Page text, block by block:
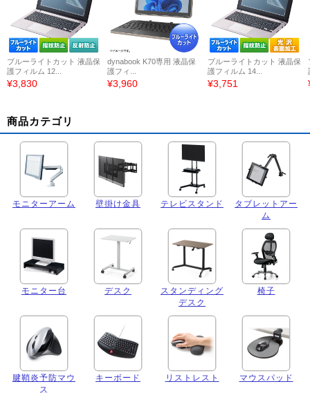
ブルーライトカット 液晶保
護フィルム 12...
¥3,830
dynabook K70専用 液晶保
護フィ...
¥3,960
ブルーライトカット 液晶保
護フィルム 14...
¥3,751
商品カテゴリ
モニターアーム 壁掛け金具 テレビスタンド
タブレットアー
ム
モニター台 デスク
スタンディング
デスク
椅子
腱鞘炎予防マウ
ス
キーボード リストレスト マウスパッド